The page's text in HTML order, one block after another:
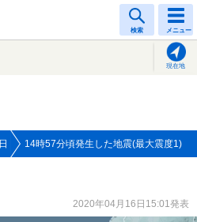
検索 メニュー
現在地
14時57分頃発生した地震(最大震度1)
2020年04月16日15:01発表